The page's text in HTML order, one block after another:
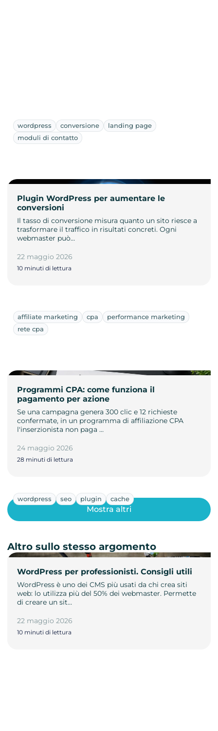
wordpress conversione
landing page
moduli di contatto
Plugin WordPress per aumentare le
conversioni
Il tasso di conversione misura quanto un sito riesce a
trasformare il traffico in risultati concreti. Ogni
webmaster può…
22 maggio 2026
10 minuti di lettura
affiliate marketing cpa
performance marketing
rete cpa
Programmi CPA: come funziona il
pagamento per azione
Se una campagna genera 300 clic e 12 richieste
confermate, in un programma di affiliazione CPA
l'inserzionista non paga …
24 maggio 2026
28 minuti di lettura
wordpress seo plugin cache
WordPress per professionisti. Consigli utili
WordPress è uno dei CMS più usati da chi crea siti
web: lo utilizza più del 50% dei webmaster. Permette
di creare un sit…
22 maggio 2026
10 minuti di lettura
Mostra altri
Altro sullo stesso argomento